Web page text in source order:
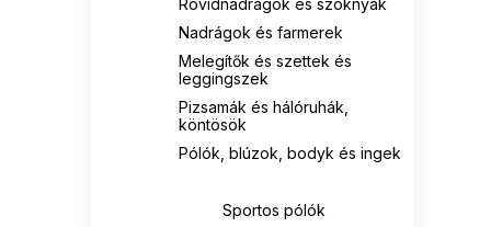
PAMUK LINE 1
RELEVANCE 43
RUE PARIS 141
Nadrágok és farmerek
Melegítők és szettek és
leggingszek
Pizsamák és hálóruhák,
köntösök
Pólók, blúzok, bodyk és ingek
Sportos pólók